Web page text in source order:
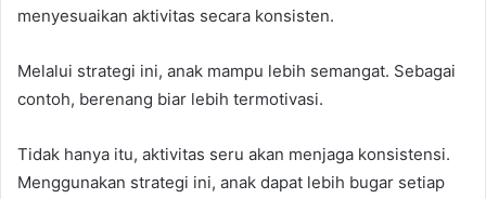
menyesuaikan aktivitas secara konsisten.
Melalui strategi ini, anak mampu lebih semangat. Sebagai
contoh, berenang biar lebih termotivasi.
Tidak hanya itu, aktivitas seru akan menjaga konsistensi.
Menggunakan strategi ini, anak dapat lebih bugar setiap